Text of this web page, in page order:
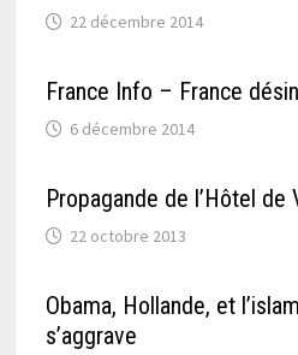
22 décembre 2014
France Info – France
6 décembre 2014
Propagande de l’Hôtel de
22 octobre 2013
Obama, Hollande, et
s’aggrave